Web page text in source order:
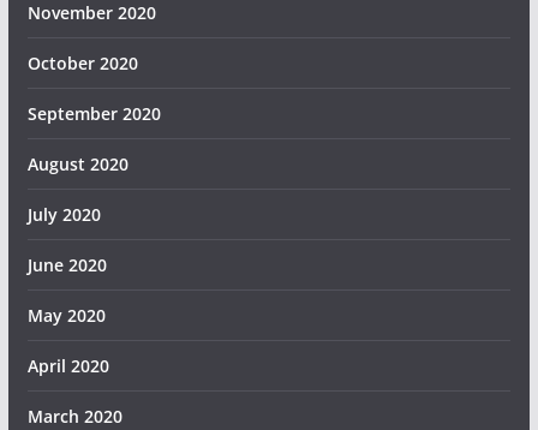
November 2020
October 2020
September 2020
August 2020
July 2020
June 2020
May 2020
April 2020
March 2020